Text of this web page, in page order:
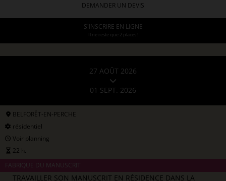
DEMANDER UN DEVIS
S'INSCRIRE EN LIGNE
Il ne reste que 2 places !
27 AOÛT 2026
01 SEPT. 2026
BELFORÊT-EN-PERCHE
résidentiel
Voir planning
22 h.
FABRIQUE DU MANUSCRIT
TRAVAILLER SON MANUSCRIT EN RÉSIDENCE DANS LA